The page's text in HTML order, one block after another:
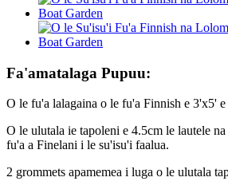
Fa'amatalaga Pupuu:
O le fu'a lalagaina o le fu'a Finnish e 3'x5'
O le ulutala ie tapoleni e 4.5cm le lautele
fu'a a Finelani i le su'isu'i faalua.
2 grommets apamemea i luga o le ulutala